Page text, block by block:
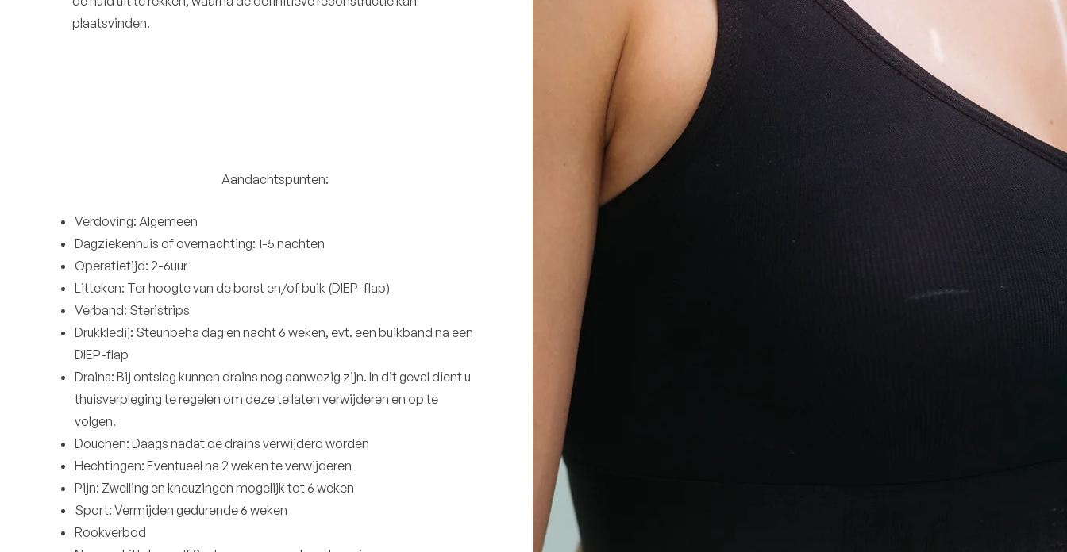
plaatsvinden.
Aandachtspunten:
Verdoving: Algemeen
Dagziekenhuis of overnachting: 1-5 nachten
Operatietijd: 2-6uur
Litteken: Ter hoogte van de borst en/of buik (DIEP-flap)
Verband: Steristrips
Drukkledij: Steunbeha dag en nacht 6 weken, evt. een buikband na een
DIEP-flap
Drains: Bij ontslag kunnen drains nog aanwezig zijn. In dit geval dient u
thuisverpleging te regelen om deze te laten verwijderen en op te
volgen.
Douchen: Daags nadat de drains verwijderd worden
Hechtingen: Eventueel na 2 weken te verwijderen
Pijn: Zwelling en kneuzingen mogelijk tot 6 weken
Sport: Vermijden gedurende 6 weken
Rookverbod